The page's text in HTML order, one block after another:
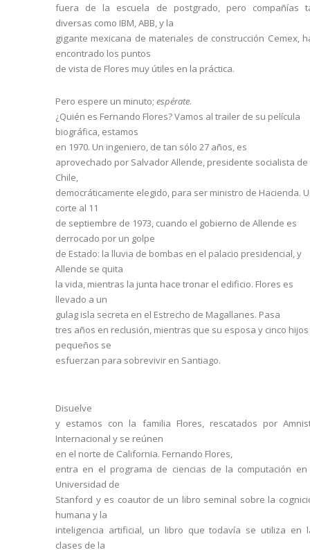
fuera de la escuela de postgrado, pero compañías
diversas como IBM, ABB, y la
gigante mexicana de materiales de construcción Cemex,
encontrado los puntos
de vista de Flores muy útiles en la práctica.
Pero espere un minuto; espérate.
¿Quién es Fernando Flores? Vamos al trailer de su película
biográfica, estamos
en 1970. Un ingeniero, de tan sólo 27 años, es
aprovechado por Salvador Allende, presidente socialista de
Chile,
democráticamente elegido, para ser ministro de Hacienda.
corte al 11
de septiembre de 1973, cuando el gobierno de Allende es
derrocado por un golpe
de Estado: la lluvia de bombas en el palacio presidencial, y
Allende se quita
la vida, mientras la junta hace tronar el edificio. Flores es
llevado a un
gulag isla secreta en el Estrecho de Magallanes. Pasa
tres años en reclusión, mientras que su esposa y cinco hijos
pequeños se
esfuerzan para sobrevivir en Santiago.
Disuelve
y estamos con la familia Flores, rescatados por
Internacional y se reúnen
en el norte de California. Fernando Flores,
entra en el programa de ciencias de la computación
Universidad de
Stanford y es coautor de un libro seminal sobre la
humana y la
inteligencia artificial, un libro que todavía se utiliza en
clases de la